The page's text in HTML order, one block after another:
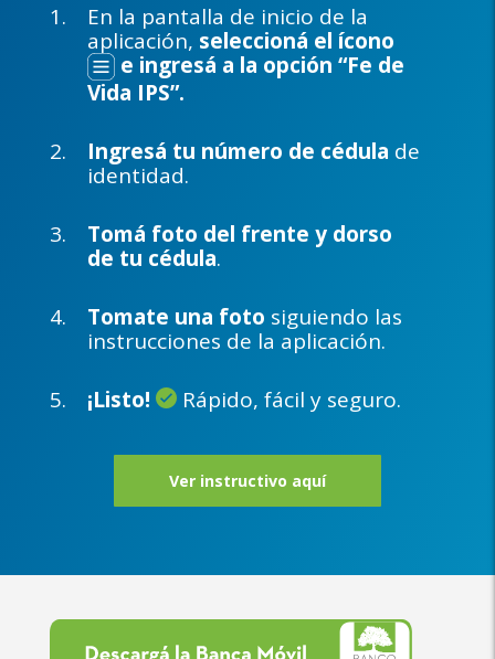
En la pantalla de inicio de la
aplicación, seleccioná el ícono
e ingresá a la opción “Fe de
Vida IPS”.
Ingresá tu número de cédula de
identidad.
Tomá foto del frente y dorso
de tu cédula.
Tomate una foto siguiendo las
instrucciones de la aplicación.
¡Listo! Rápido, fácil y seguro.
Ver instructivo aquí